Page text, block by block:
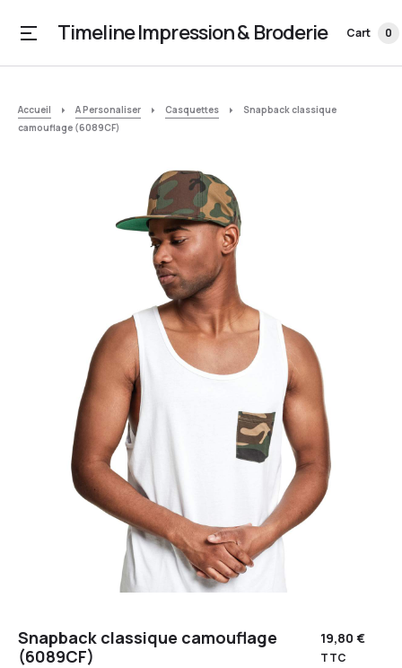
Timeline Impression & Broderie Cart 0
Accueil A Personaliser Casquettes
Snapback classique
camouflage (6089CF)
Snapback classique camouflage
(6089CF)
19,80 €
TTC